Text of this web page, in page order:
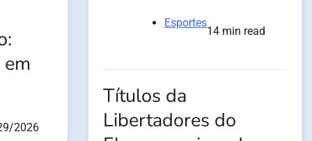
2026
Esportes
14 min read
Títulos da
Libertadores do